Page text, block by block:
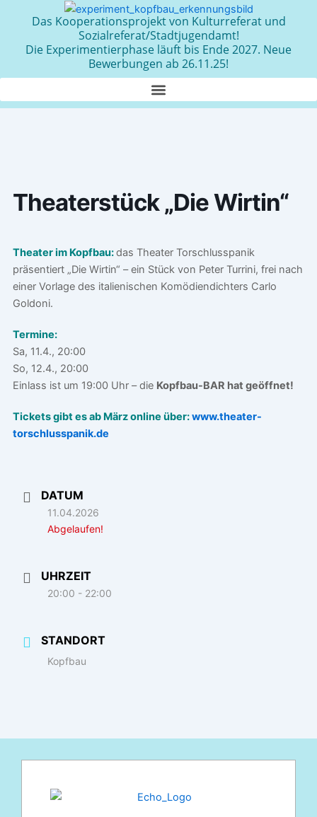
Das Kooperationsprojekt von Kulturreferat und
Sozialreferat/Stadtjugendamt!
Die Experimentierphase läuft bis Ende 2027. Neue
Bewerbungen ab 26.11.25!
Theaterstück „Die Wirtin“
Theater im Kopfbau:das Theater Torschlusspanik
präsentiert „Die Wirtin“ – ein Stück von Peter Turrini, frei nach
einer Vorlage des italienischen Komödiendichters Carlo
Goldoni.
Termine:
Sa, 11.4., 20:00
So, 12.4., 20:00
Einlass ist um 19:00 Uhr – die Kopfbau-BAR hat geöffnet!
Tickets gibt es ab März online über:www.theater-
torschlusspanik.de
DATUM
11.04.2026
Abgelaufen!
UHRZEIT
20:00 - 22:00
STANDORT
Kopfbau